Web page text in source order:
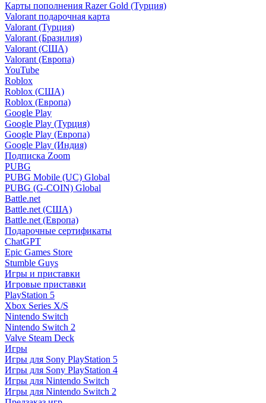
Карты пополнения Razer Gold (Турция)
Valorant подарочная карта
Valorant (Турция)
Valorant (Бразилия)
Valorant (США)
Valorant (Европа)
YouTube
Roblox
Roblox (США)
Roblox (Европа)
Google Play
Google Play (Турция)
Google Play (Европа)
Google Play (Индия)
Подписка Zoom
PUBG
PUBG Mobile (UC) Global
PUBG (G-COIN) Global
Battle.net
Battle.net (США)
Battle.net (Европа)
Подарочные сертификаты
ChatGPT
Epic Games Store
Stumble Guys
Игры и приставки
Игровые приставки
PlayStation 5
Xbox Series X/S
Nintendo Switch
Nintendo Switch 2
Valve Steam Deck
Игры
Игры для Sony PlayStation 5
Игры для Sony PlayStation 4
Игры для Nintendo Switch
Игры для Nintendo Switch 2